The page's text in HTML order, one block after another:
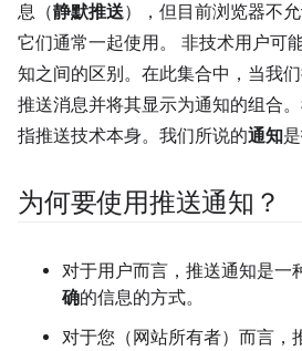
息（静默推送），但目前浏览器不
它们通常一起使用。 非技术用户可
知之间的区别。在此集合中，当我
推送消息并将其显示为通知的组合
指推送技术本身。我们所说的通知
为何要使用推送通知？
对于用户而言，推送通知是一
确的信息的方式。
对于您（网站所有者）而言，